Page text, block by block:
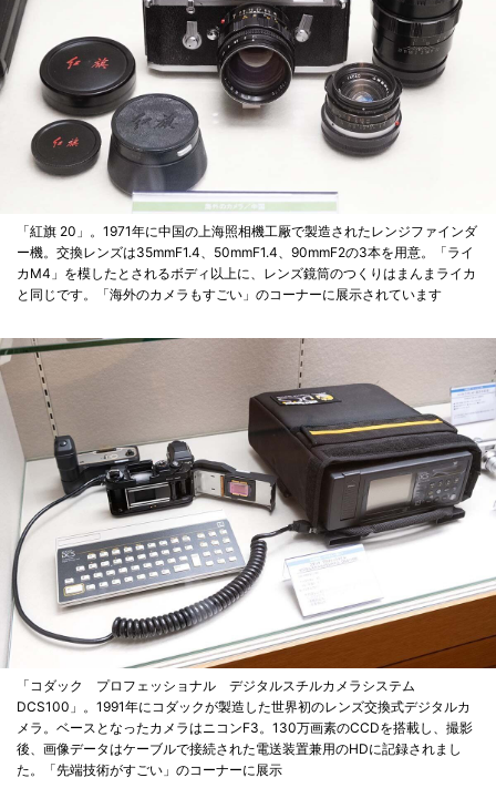
「紅旗 20」。1971年に中国の上海照相機工厰で製造されたレンジファインダ
ー機。交換レンズは35mmF1.4、50mmF1.4、90mmF2の3本を用意。「ライ
カM4」を模したとされるボディ以上に、レンズ鏡筒のつくりはまんまライカ
と同じです。「海外のカメラもすごい」のコーナーに展示されています
「コダック プロフェッショナル デジタルスチルカメラシステム
DCS100」。1991年にコダックが製造した世界初のレンズ交換式デジタルカ
メラ。ベースとなったカメラはニコンF3。130万画素のCCDを搭載し、撮影
後、画像データはケーブルで接続された電送装置兼用のHDに記録されまし
た。「先端技術がすごい」のコーナーに展示